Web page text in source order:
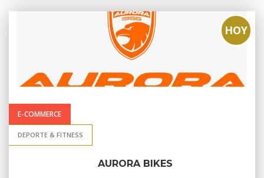
HOY
E-COMMERCE
DEPORTE & FITNESS
AURORA BIKES